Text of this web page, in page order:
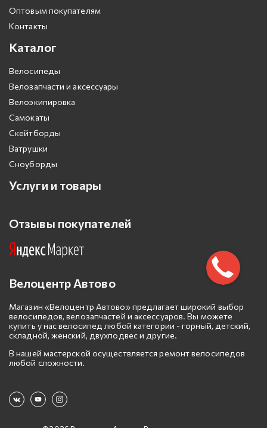
Оптовым покупателям
Контакты
Каталог
Велосипеды
Велозапчасти и аксессуары
Велоэкипировка
Самокаты
Скейтборды
Ватрушки
Сноуборды
Услуги и товары
Отзывы покупателей
Велоцентр Автово
Магазин «Велоцентр Автово» предлагает широкий выбор
велосипедов, велозапчастей и аксессуаров. Вы можете
купить у нас велосипед любой категории - горный, детский,
складной, женский, двухподвес и другие.
В нашей мастерской осуществляется ремонт велосипедов
любой сложности.